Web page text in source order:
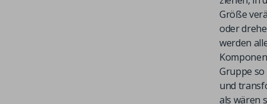
Größe
oder
werden
Gruppe
und
als wären